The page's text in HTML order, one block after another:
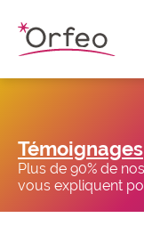
Témoignages
Plus de 90% de
vous expliquent